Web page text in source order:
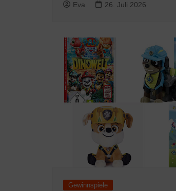
Eva 26. Juli 2026
Gewinnspiele